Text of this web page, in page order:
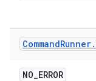
CommandRunner.
NO_ERROR